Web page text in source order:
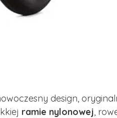
design,
ramie nylonowej,